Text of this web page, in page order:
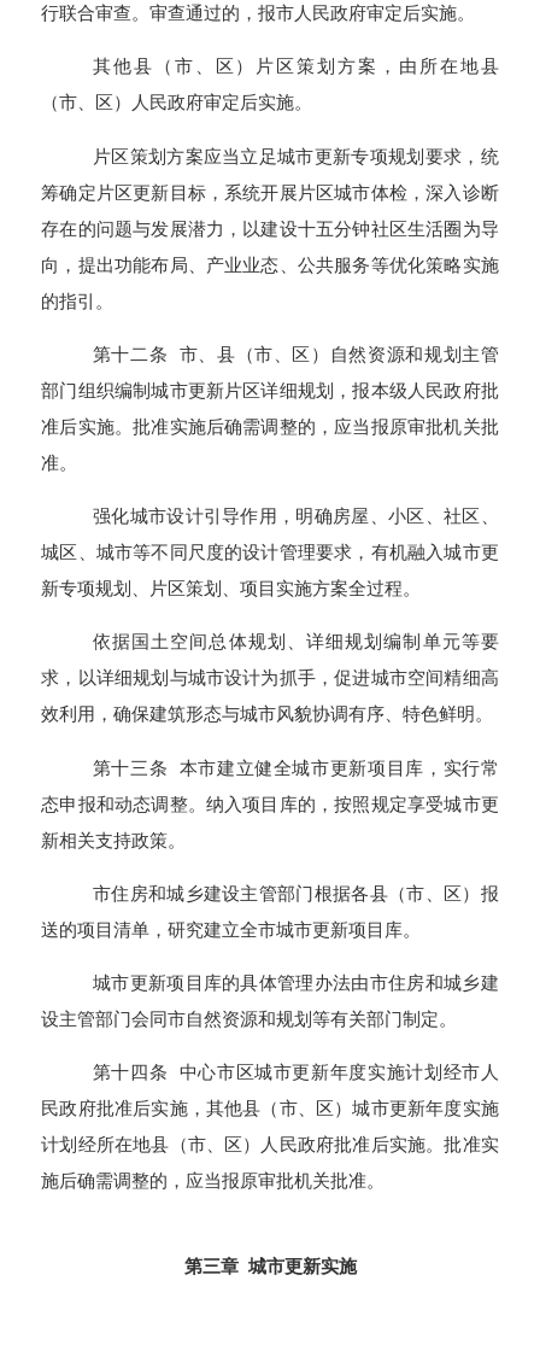
行联合审查。审查通过的，报市人民政府审定后实施。
其他县（市、区）片区策划方案，由所在地县
（市、区）人民政府审定后实施。
片区策划方案应当立足城市更新专项规划要求，统
筹确定片区更新目标，系统开展片区城市体检，深入诊断
存在的问题与发展潜力，以建设十五分钟社区生活圈为导
向，提出功能布局、产业业态、公共服务等优化策略实施
的指引。
第十二条 市、县（市、区）自然资源和规划主管
部门组织编制城市更新片区详细规划，报本级人民政府批
准后实施。批准实施后确需调整的，应当报原审批机关批
准。
强化城市设计引导作用，明确房屋、小区、社区、
城区、城市等不同尺度的设计管理要求，有机融入城市更
新专项规划、片区策划、项目实施方案全过程。
依据国土空间总体规划、详细规划编制单元等要
求，以详细规划与城市设计为抓手，促进城市空间精细高
效利用，确保建筑形态与城市风貌协调有序、特色鲜明。
第十三条 本市建立健全城市更新项目库，实行常
态申报和动态调整。纳入项目库的，按照规定享受城市更
新相关支持政策。
市住房和城乡建设主管部门根据各县（市、区）报
送的项目清单，研究建立全市城市更新项目库。
城市更新项目库的具体管理办法由市住房和城乡建
设主管部门会同市自然资源和规划等有关部门制定。
第十四条 中心市区城市更新年度实施计划经市人
民政府批准后实施，其他县（市、区）城市更新年度实施
计划经所在地县（市、区）人民政府批准后实施。批准实
施后确需调整的，应当报原审批机关批准。
第三章 城市更新实施